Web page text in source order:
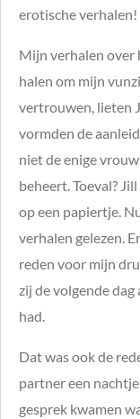
erotische verhalen!
Mijn verhalen over
halen om mijn
vertrouwen, lieten
vormden de
niet de enige
beheert. Toeval?
op een papiertje.
verhalen gelezen.
reden voor mijn
zij de volgende
had.
Dat was ook de
partner een
gesprek kwamen